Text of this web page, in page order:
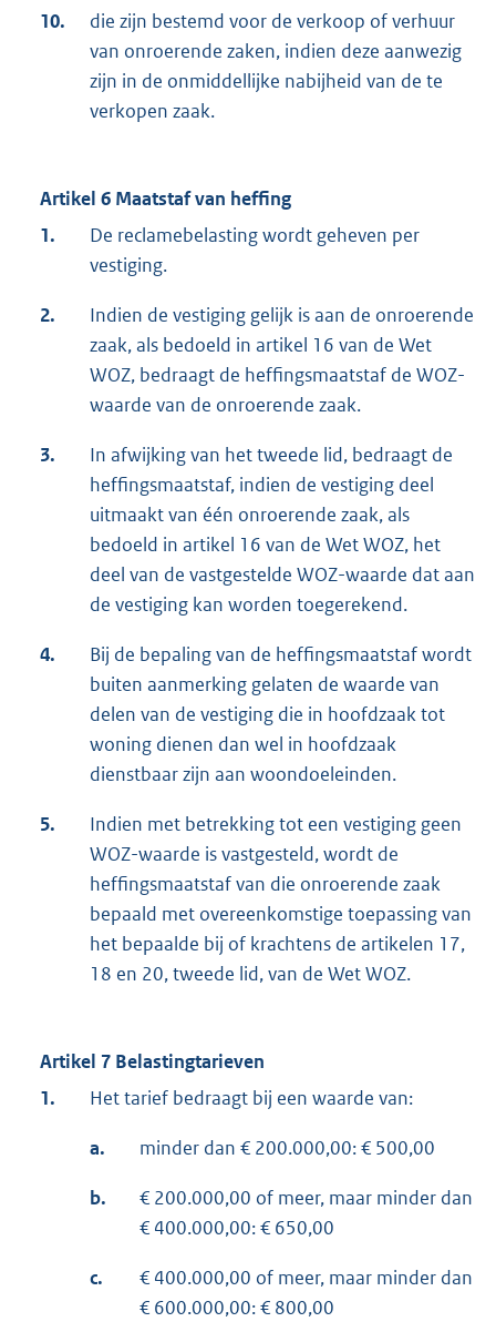
10.
die zijn bestemd voor de verkoop of verhuur
van onroerende zaken, indien deze aanwezig
zijn in de onmiddellijke nabijheid van de te
verkopen zaak.
Artikel 6 Maatstaf van heffing
1.
De reclamebelasting wordt geheven per
vestiging.
2.
Indien de vestiging gelijk is aan de onroerende
zaak, als bedoeld in artikel 16 van de Wet
WOZ, bedraagt de heffingsmaatstaf de WOZ-
waarde van de onroerende zaak.
3.
In afwijking van het tweede lid, bedraagt de
heffingsmaatstaf, indien de vestiging deel
uitmaakt van één onroerende zaak, als
bedoeld in artikel 16 van de Wet WOZ, het
deel van de vastgestelde WOZ-waarde dat aan
de vestiging kan worden toegerekend.
4.
Bij de bepaling van de heffingsmaatstaf wordt
buiten aanmerking gelaten de waarde van
delen van de vestiging die in hoofdzaak tot
woning dienen dan wel in hoofdzaak
dienstbaar zijn aan woondoeleinden.
5.
Indien met betrekking tot een vestiging geen
WOZ-waarde is vastgesteld, wordt de
heffingsmaatstaf van die onroerende zaak
bepaald met overeenkomstige toepassing van
het bepaalde bij of krachtens de artikelen 17,
18 en 20, tweede lid, van de Wet WOZ.
Artikel 7 Belastingtarieven
1.
Het tarief bedraagt bij een waarde van:
a. minder dan € 200.000,00: € 500,00
b.
€ 200.000,00 of meer, maar minder dan
€ 400.000,00: € 650,00
c.
€ 400.000,00 of meer, maar minder dan
€ 600.000,00: € 800,00